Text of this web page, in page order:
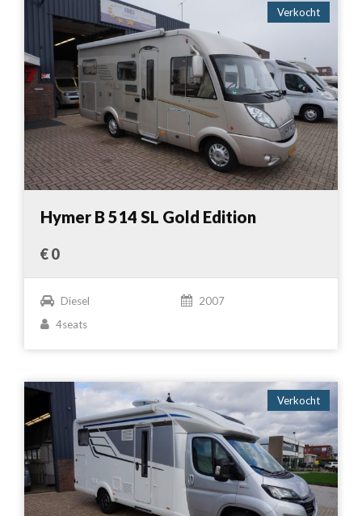
Verkocht
Hymer B 514 SL Gold Edition
€ 0
Diesel
2007
4seats
Verkocht